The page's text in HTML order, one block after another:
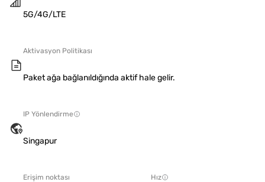
5G/4G/LTE
Aktivasyon Politikası
Paket ağa bağlanıldığında aktif hale gelir.
IP Yönlendirme
Singapur
Erişim noktası Hız